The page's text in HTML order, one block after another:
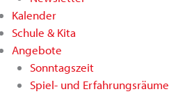
Kalender
Schule & Kita
Angebote
Sonntagszeit
Spiel- und Erfahrungsräume